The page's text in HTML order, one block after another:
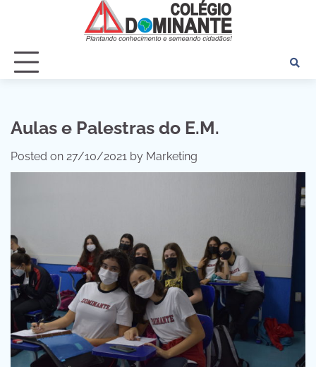
Aulas e Palestras do E.M.
Posted on 27/10/2021 by Marketing